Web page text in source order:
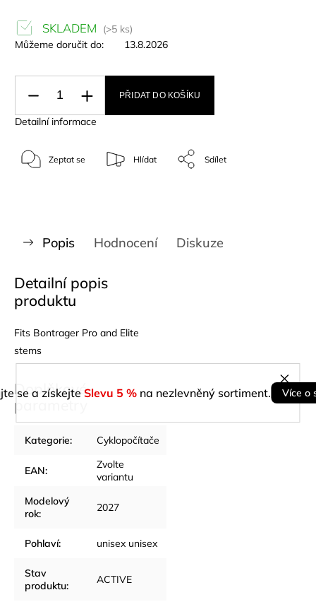
se a získejte Slevu 5 % na nezlevněný sortiment. Více o
SKLADEM
(>5 ks)
Můžeme doručit do:
13.8.2026
PŘIDAT DO KOŠÍKU
Detailní informace
Zeptat se Hlídat Sdílet
Popis Hodnocení Diskuze
Detailní popis
produktu
Fits Bontrager Pro and Elite
stems
Doplňkové
parametry
Kategorie: Cyklopočítače
EAN:
Zvolte
variantu
Modelový
rok: 2027
Pohlaví: unisex unisex
Stav
produktu: ACTIVE